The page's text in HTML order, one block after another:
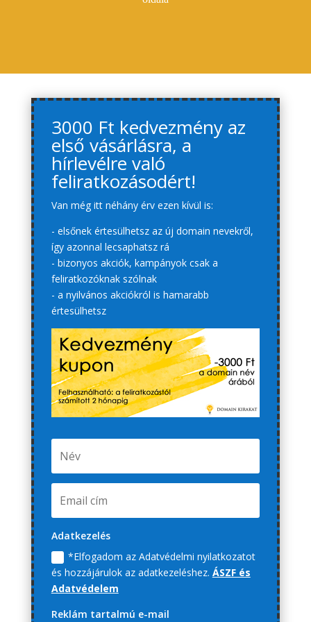
3000 Ft kedvezmény az
első vásárlásra, a
hírlevélre való
feliratkozásodért!
Van még itt néhány érv ezen kívül is:
- elsőnek értesülhetsz az új domain nevekről,
így azonnal lecsaphatsz rá
- bizonyos akciók, kampányok csak a
feliratkozóknak szólnak
- a nyilvános akciókról is hamarabb
értesülhetsz
Adatkezelés
*Elfogadom az Adatvédelmi nyilatkozatot
és hozzájárulok az adatkezeléshez. ÁSZF és
Adatvédelem
Reklám tartalmú e-mail